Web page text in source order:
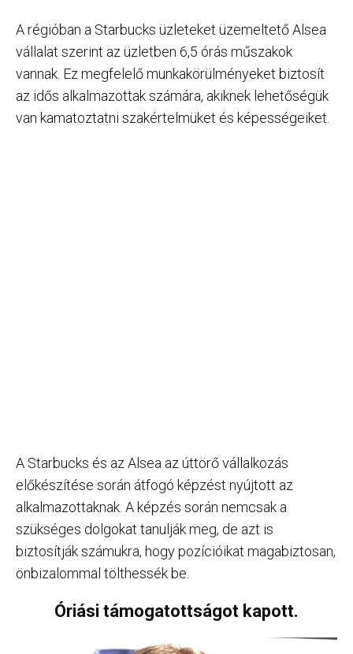
A régióban a Starbucks üzleteket üzemeltető Alsea
vállalat szerint az üzletben 6,5 órás műszakok
vannak. Ez megfelelő munkakörülményeket biztosít
az idős alkalmazottak számára, akiknek lehetőségük
van kamatoztatni szakértelmüket és képességeiket.
A Starbucks és az Alsea az úttörő vállalkozás
előkészítése során átfogó képzést nyújtott az
alkalmazottaknak. A képzés során nemcsak a
szükséges dolgokat tanulják meg, de azt is
biztosítják számukra, hogy pozícióikat magabiztosan,
önbizalommal tölthessék be.
Óriási támogatottságot kapott.